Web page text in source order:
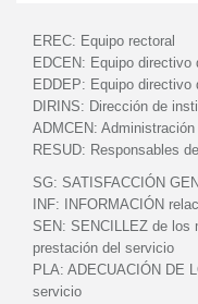
EREC: Equipo rectoral
EDCEN: Equipo directivo
EDDEP: Equipo directivo
DIRINS: Dirección de
ADMCEN:
RESUD: Responsables
SG: SATISFACCIÓN
INF:
INFORMACIÓN
SEN: SENCILLEZ de los
prestación del servicio
PLA: ADECUACIÓN DE
servicio